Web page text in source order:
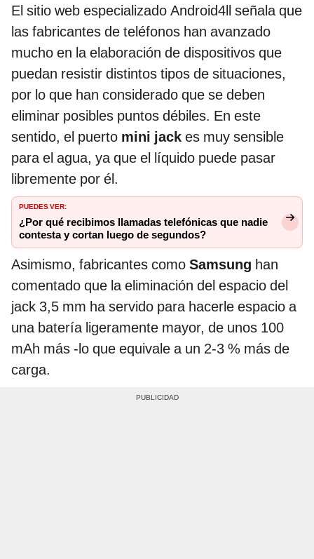
El sitio web especializado Android4ll señala que
las fabricantes de teléfonos han avanzado
mucho en la elaboración de dispositivos que
puedan resistir distintos tipos de situaciones,
por lo que han considerado que se deben
eliminar posibles puntos débiles. En este
sentido, el puerto mini jack es muy sensible
para el agua, ya que el líquido puede pasar
libremente por él.
PUEDES VER:
¿Por qué recibimos llamadas telefónicas que nadie
contesta y cortan luego de segundos?
Asimismo, fabricantes como Samsung han
comentado que la eliminación del espacio del
jack 3,5 mm ha servido para hacerle espacio a
una batería ligeramente mayor, de unos 100
mAh más -lo que equivale a un 2-3 % más de
carga.